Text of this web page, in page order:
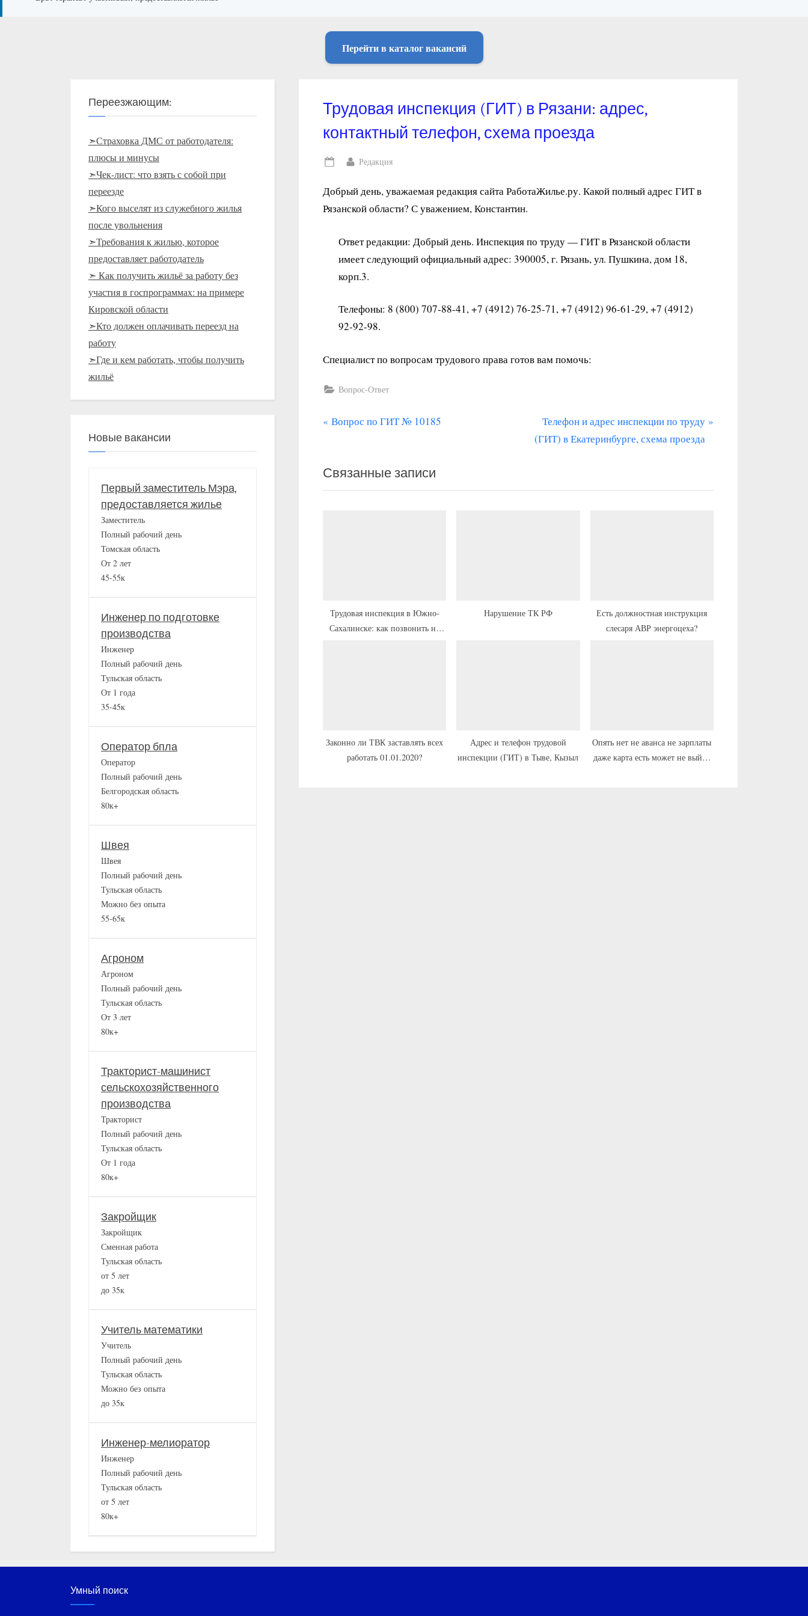
Перейти в каталог вакансий
Трудовая инспекция (ГИТ) в Рязани: адрес,
контактный телефон, схема проезда
Posted
By
Редакция
Добрый день, уважаемая редакция сайта РаботаЖилье.ру. Какой полный адрес ГИТ в
Рязанской области? С уважением, Константин.
Ответ редакции: Добрый день. Инспекция по труду — ГИТ в Рязанской области
имеет следующий официальный адрес: 390005, г. Рязань, ул. Пушкина, дом 18,
корп.3.
Телефоны: 8 (800) 707-88-41, +7 (4912) 76-25-71, +7 (4912) 96-61-29, +7 (4912)
92-92-98.
Специалист по вопросам трудового права готов вам помочь:
Вопрос-Ответ
Навигация
записям
П
д
ы
а
п
Вопрос по ГИТ № 10185
С
л
у
п
Телефон и адрес инспекции по труду
(ГИТ) в Екатеринбурге, схема проезда
Связанные записи
Трудовая инспекция в Южно-
Сахалинске: как позвонить на
Нарушение ТК РФ
Есть должностная инструкция
слесаря АВР энергоцеха?
Законно ли ТВК заставлять всех
работать 01.01.2020?
Адрес и телефон трудовой
инспекции (ГИТ) в Тыве, Кызыл
Опять нет не аванса не зарплаты
даже карта есть может не выйти
Переезжающим:
➣Страховка ДМС от работодателя:
плюсы и минусы
➣Чек-лист: что взять с собой при
переезде
➣Кого выселят из служебного жилья
после увольнения
➣Требования к жилью, которое
предоставляет работодатель
➣ Как получить жильё за работу без
участия в госпрограммах: на примере
Кировской области
➣Кто должен оплачивать переезд на
работу
➣Где и кем работать, чтобы получить
жильё
Новые вакансии
Первый заместитель Мэра,
предоставляется жилье
Заместитель
Полный рабочий день
Томская область
От 2 лет
45-55к
Инженер по подготовке
производства
Инженер
Полный рабочий день
Тульская область
От 1 года
35-45к
Оператор бпла
Оператор
Полный рабочий день
Белгородская область
80к+
Швея
Швея
Полный рабочий день
Тульская область
Можно без опыта
55-65к
Агроном
Агроном
Полный рабочий день
Тульская область
От 3 лет
80к+
Тракторист-машинист
сельскохозяйственного
производства
Тракторист
Полный рабочий день
Тульская область
От 1 года
80к+
Закройщик
Закройщик
Сменная работа
Тульская область
от 5 лет
до 35к
Учитель математики
Учитель
Полный рабочий день
Тульская область
Можно без опыта
до 35к
Инженер-мелиоратор
Инженер
Полный рабочий день
Тульская область
от 5 лет
80к+
Умный поиск